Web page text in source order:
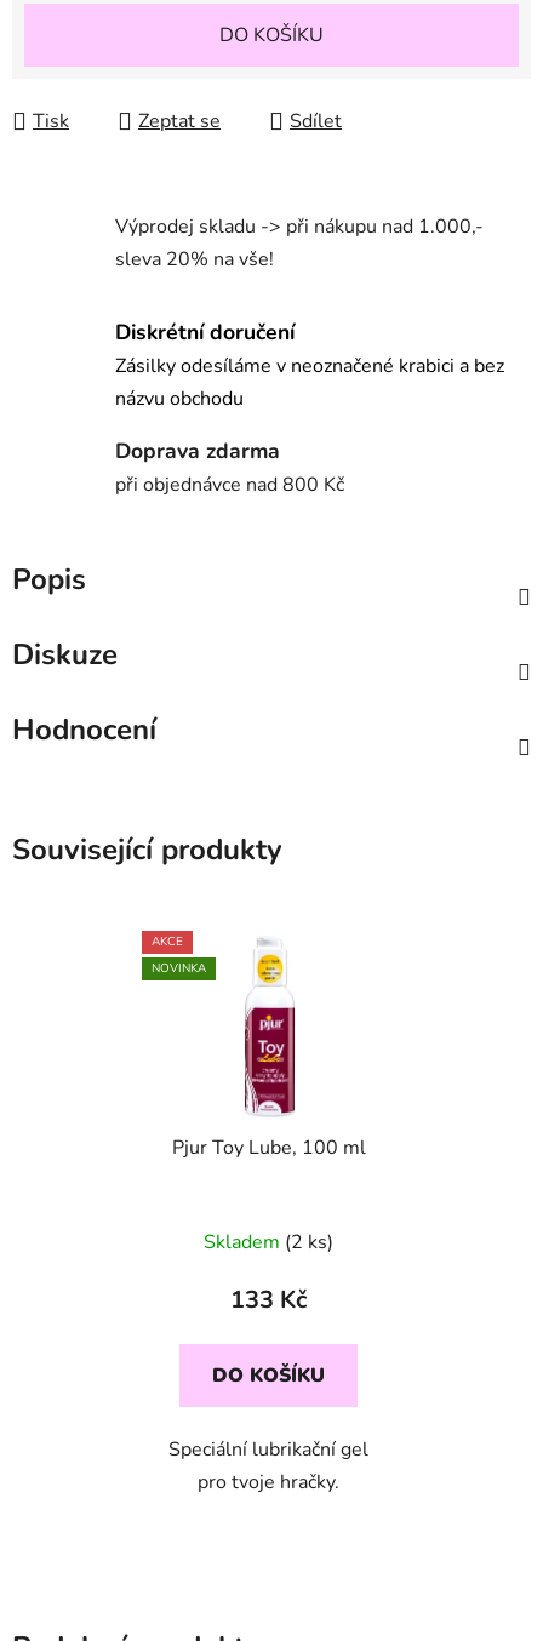
DO KOŠÍKU
Tisk Zeptat se Sdílet
Výprodej skladu -> při nákupu nad 1.000,-
sleva 20% na vše!
Diskrétní doručení
Zásilky odesíláme v neoznačené krabici a bez
názvu obchodu
Doprava zdarma
při objednávce nad 800 Kč
Popis
Diskuze
Hodnocení
Související produkty
AKCE
NOVINKA
Pjur Toy Lube, 100 ml
Skladem (2 ks)
133 Kč
DO KOŠÍKU
Speciální lubrikační gel
pro tvoje hračky.